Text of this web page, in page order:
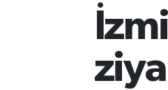
Son Dakika Haberleri
Haber Arşivi